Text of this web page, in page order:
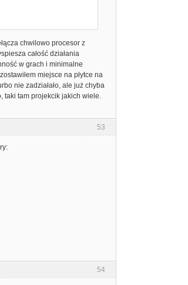
chwilowo procesor z
całość działania
w grach i minimalne
miejsce na płytce na
nie zadziałało, ale już chyba
taki tam projekcik jakich wiele.
53
54